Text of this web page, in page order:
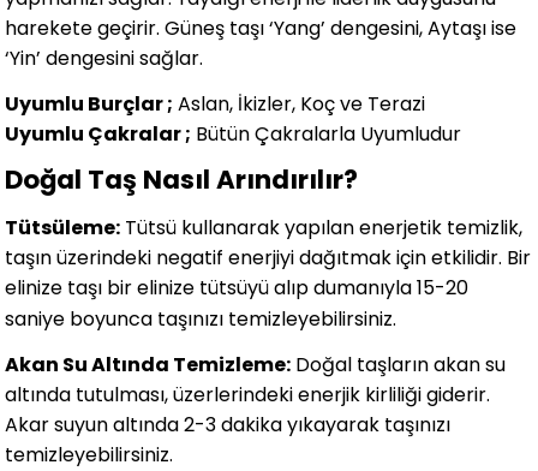
harekete geçirir. Güneş taşı ‘Yang’ dengesini, Aytaşı ise
‘Yin’ dengesini sağlar.
Uyumlu Burçlar ; Aslan, İkizler, Koç ve Terazi
Uyumlu Çakralar ; Bütün Çakralarla Uyumludur
Doğal Taş Nasıl Arındırılır?
Tütsüleme: Tütsü kullanarak yapılan enerjetik temizlik,
taşın üzerindeki negatif enerjiyi dağıtmak için etkilidir. Bir
elinize taşı bir elinize tütsüyü alıp dumanıyla 15-20
saniye boyunca taşınızı temizleyebilirsiniz.
Akan Su Altında Temizleme: Doğal taşların akan su
altında tutulması, üzerlerindeki enerjik kirliliği giderir.
Akar suyun altında 2-3 dakika yıkayarak taşınızı
temizleyebilirsiniz.